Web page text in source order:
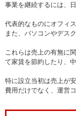
事業を継続するには、
代表的なものにオフィ
また、パソコンやデス
これらは売上の有無に
て家賃を節約したり、
特に設立当初は売上が
費用だけでなく、運営